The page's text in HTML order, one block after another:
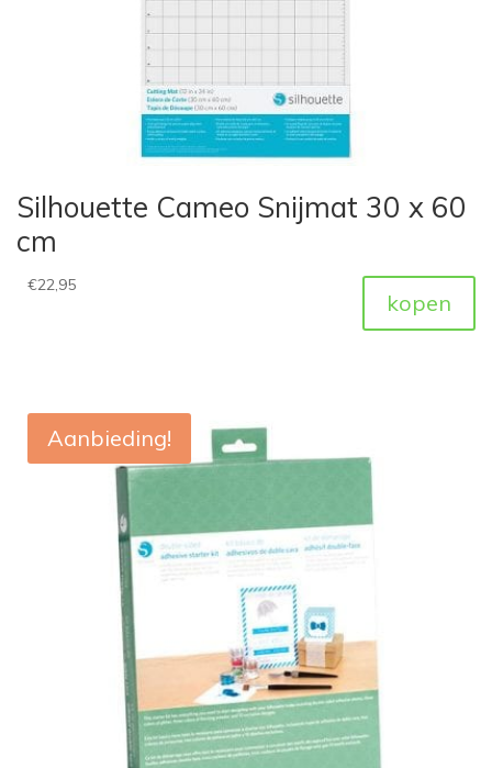
Silhouette Cameo Snijmat 30 x 60
cm
€22,95
kopen
Aanbieding!